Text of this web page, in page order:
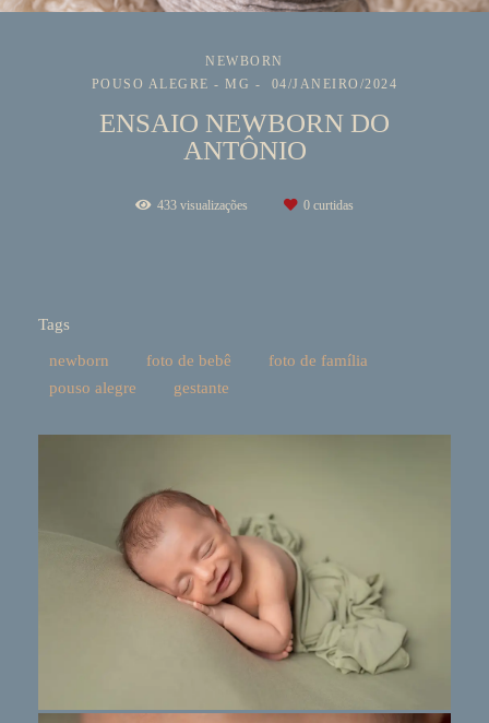
NEWBORN
POUSO ALEGRE - MG
04/JANEIRO/2024
ENSAIO NEWBORN DO
ANTÔNIO
433 visualizações 0 curtidas
Tags
newborn foto de bebê
foto de família
pouso alegre
gestante